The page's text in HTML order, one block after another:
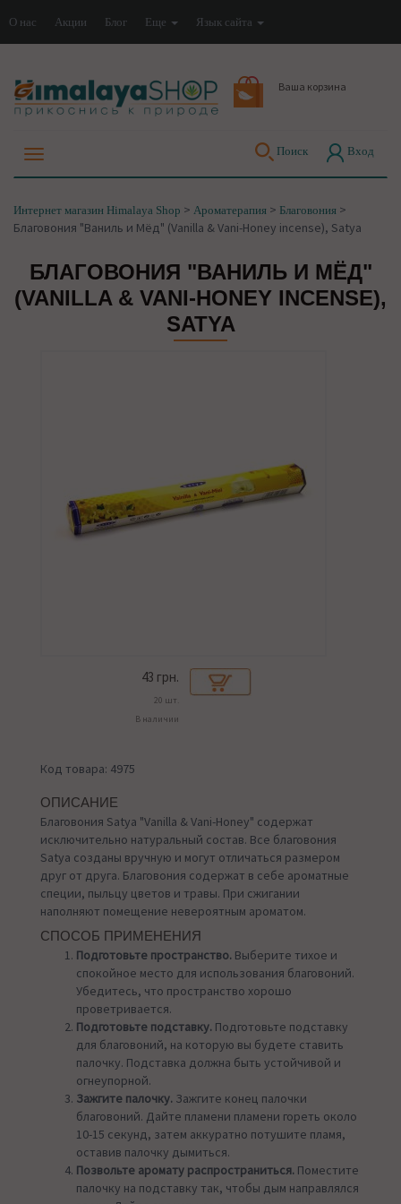
О нас Акции Блог Еще Язык сайта
Ваша корзина
Поиск Вход
Интернет магазин Himalaya Shop > Ароматерапия > Благовония >
Благовония "Ваниль и Мёд" (Vanilla & Vani-Honey incense), Satya
БЛАГОВОНИЯ "ВАНИЛЬ И МЁД"
(VANILLA & VANI-HONEY INCENSE),
SATYA
43 грн.
20 шт.
В наличии
Код товара: 4975
ОПИСАНИЕ
Благовония Satya "Vanilla & Vani-Honey" содержат
исключительно натуральный состав. Все благовония
Satya созданы вручную и могут отличаться размером
друг от друга. Благовония содержат в себе ароматные
специи, пыльцу цветов и травы. При сжигании
наполняют помещение невероятным ароматом.
СПОСОБ ПРИМЕНЕНИЯ
Подготовьте пространство. Выберите тихое и
спокойное место для использования благовоний.
Убедитесь, что пространство хорошо
проветривается.
Подготовьте подставку. Подготовьте подставку
для благовоний, на которую вы будете ставить
палочку. Подставка должна быть устойчивой и
огнеупорной.
Зажгите палочку. Зажгите конец палочки
благовоний. Дайте пламени пламени гореть около
10-15 секунд, затем аккуратно потушите пламя,
оставив палочку дымиться.
Позвольте аромату распространиться. Поместите
палочку на подставку так, чтобы дым направлялся